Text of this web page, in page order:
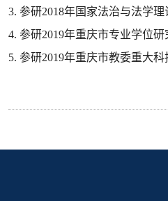
3. 参研2018年国家法治与法学
4. 参研2019年重庆市专业学位
5. 参研2019年重庆市教委重大